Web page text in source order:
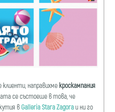
направихме кроскампания
се състоеше в това, че
вGalleria Stara Zagoraи ни го